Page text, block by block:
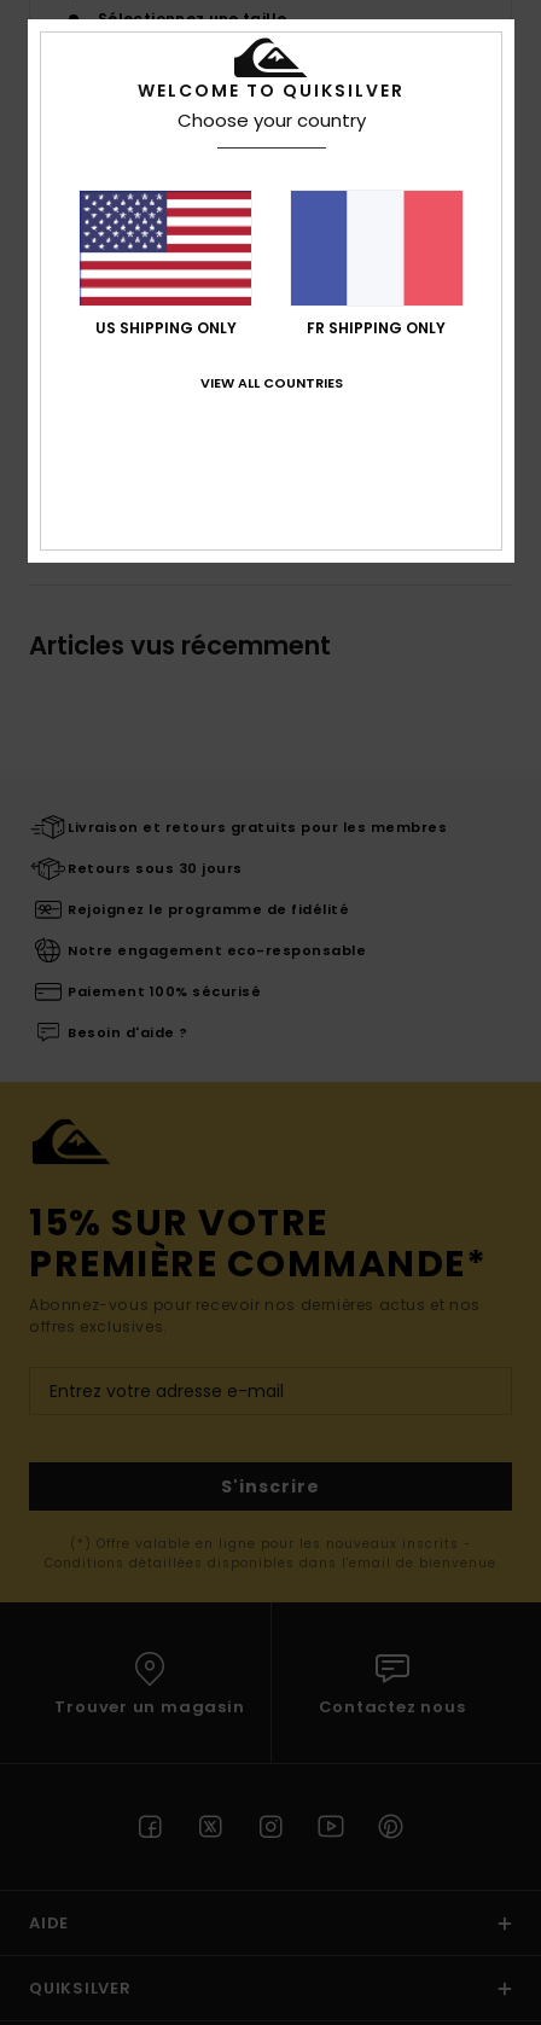
Sélectionnez une taille
matière Highlite stretch. Fabriqué à partir de bouteilles
en plastique recyclées, le Highlite Arch 19’’ intègre
également un revêtement hydrophobe végétal pour
réduire le temps de séchage entre deux sessions. Une
poche avec rabat à l’arrière et un porte-clés élastique
Livraison & Retours
Articles vus récemment
Livraison et retours gratuits pour les membres
Retours sous 30 jours
Rejoignez le programme de fidélité
Notre engagement eco-responsable
Paiement 100% sécurisé
Besoin d'aide ?
15% SUR VOTRE
PREMIÈRE COMMANDE*
Abonnez-vous pour recevoir nos dernières actus et nos
offres exclusives.
S'inscrire
(*) Offre valable en ligne pour les nouveaux inscrits -
Conditions détaillées disponibles dans l'email de bienvenue
Trouver un magasin Contactez nous
AIDE
QUIKSILVER
WELCOME TO QUIKSILVER
Choose your country
US SHIPPING ONLY FR SHIPPING ONLY
VIEW ALL COUNTRIES